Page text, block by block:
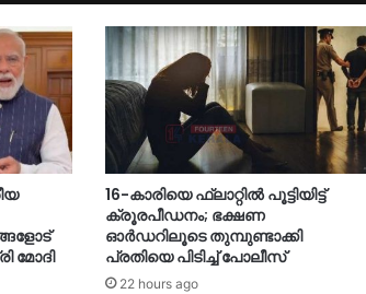
മോദി
16-കാരിയെ ഫ്ലാറ്റിൽ പൂട്ടിയിട്ട്
ക്രൂരപീഡനം; ഭക്ഷണ
ഓർഡറിലൂടെ തുമ്പുണ്ടാക്കി
പ്രതിയെ പിടിച്ച് പോലീസ്
22 hours ago